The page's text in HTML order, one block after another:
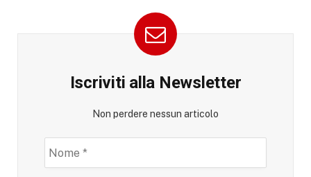
Iscriviti alla Newsletter
Non perdere nessun articolo